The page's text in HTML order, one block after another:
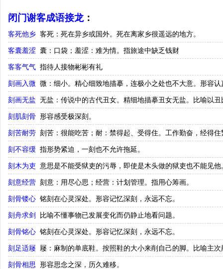
闭门谢客成语接龙：
客死他乡 客死：死在异乡或国外。死在离家乡很遥远的地方。
客囊羞涩 囊：口袋；羞涩：难为情。指旅途中缺乏钱财
客客气气 指待人接物彬彬有礼
刻画入微 微：细小。精心细致地描摹，连极小之处也不大意。形容
刻画无盐 无盐：传说中的古代丑女。精细地描摹丑女无盐。比喻以
刻肌刻骨 形容感受极深刻。
刻苦耐劳 刻苦：很能吃苦；耐：禁得起、受得住。工作勤奋，经得
刻不容缓 指形势紧迫，一刻也不允许拖延。
刻木为吏 意思是不能受狱吏的污辱，即使是木头做的狱吏也不能见
刻意经营 刻意：用尽心思；经营：计划管理。指用心筹画。
刻骨镂心 铭刻在心灵深处。形容记忆深刻，永远不忘。
刻舟求剑 比喻不懂事物已发展变化而仍静止地看问题。
刻骨铭心 铭刻在心灵深处。形容记忆深刻，永远不忘。
刻足适屦 屦：麻制的单底鞋。按照鞋的大小来削自己的脚。比喻主次
刻骨相思 形容思念之深，历久难移。